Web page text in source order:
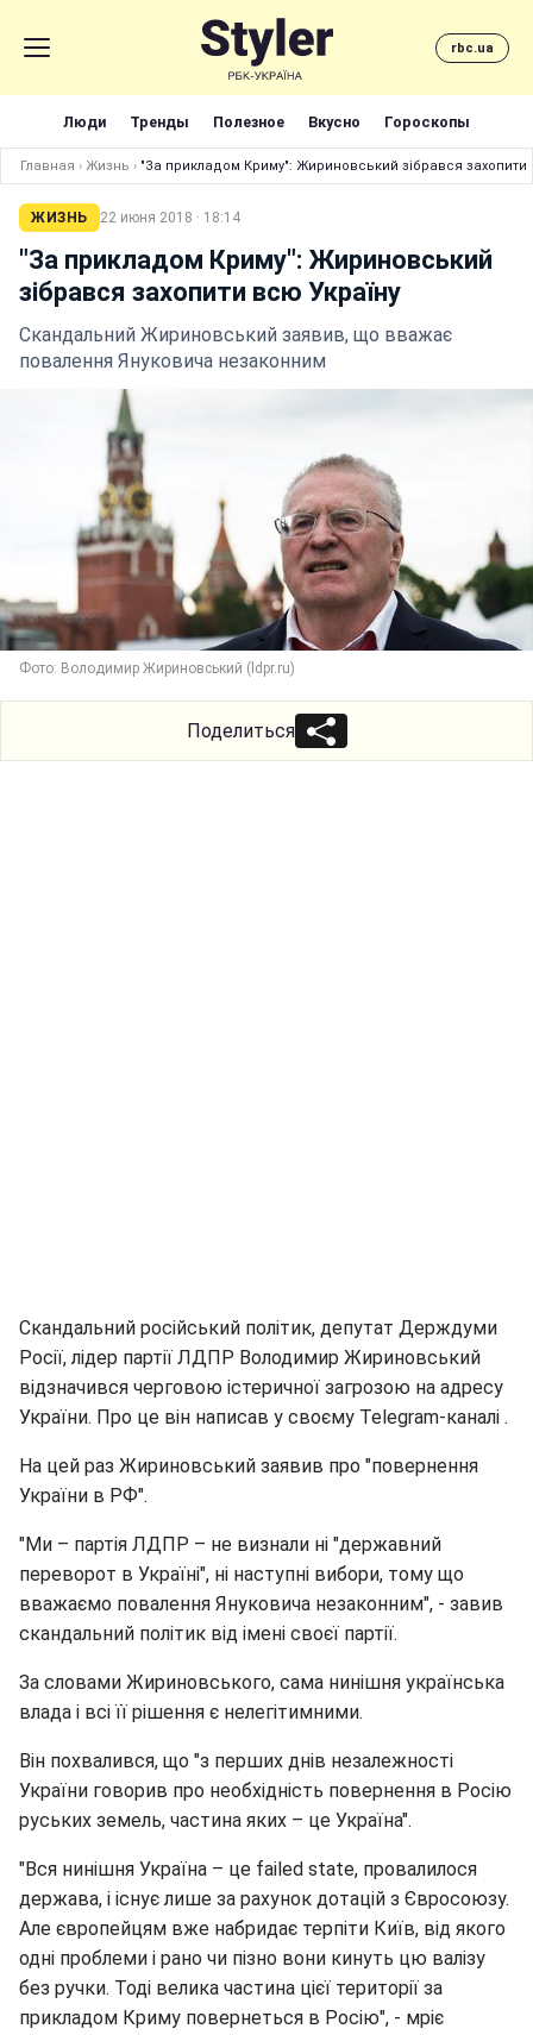
rbc.ua
Люди Тренды Полезное Вкусно Гороскопы
Главная › Жизнь › "За прикладом Криму": Жириновський зібрався захопити
ЖИЗНЬ 22 июня 2018 · 18:14
"За прикладом Криму": Жириновський
зібрався захопити всю Україну
Скандальний Жириновський заявив, що вважає
повалення Януковича незаконним
Фото: Володимир Жириновський (ldpr.ru)
Поделиться
Скандальний російський політик, депутат Держдуми
Росії, лідер партії ЛДПР Володимир Жириновський
відзначився черговою істеричної загрозою на адресу
України. Про це він написав у своєму Telegram-каналі .
На цей раз Жириновський заявив про "повернення
України в РФ".
"Ми – партія ЛДПР – не визнали ні "державний
переворот в Україні", ні наступні вибори, тому що
вважаємо повалення Януковича незаконним", - завив
скандальний політик від імені своєї партії.
За словами Жириновського, сама нинішня українська
влада і всі її рішення є нелегітимними.
Він похвалився, що "з перших днів незалежності
України говорив про необхідність повернення в Росію
руських земель, частина яких – це Україна".
"Вся нинішня Україна – це failed state, провалилося
держава, і існує лише за рахунок дотацій з Євросоюзу.
Але європейцям вже набридає терпіти Київ, від якого
одні проблеми і рано чи пізно вони кинуть цю валізу
без ручки. Тоді велика частина цієї території за
прикладом Криму повернеться в Росію", - мріє